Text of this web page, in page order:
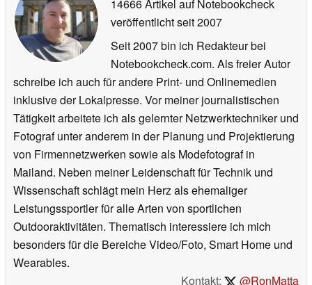
14666 Artikel auf Notebookcheck
veröffentlichtseit 2007
Seit 2007 bin ich Redakteur bei
Notebookcheck.com. Als freier Autor
schreibe ich auch für andere Print- und Onlinemedien
inklusive der Lokalpresse. Vor meiner journalistischen
Tätigkeit arbeitete ich als gelernter Netzwerktechniker und
Fotograf unter anderem in der Planung und Projektierung
von Firmennetzwerken sowie als Modefotograf in
Mailand. Neben meiner Leidenschaft für Technik und
Wissenschaft schlägt mein Herz als ehemaliger
Leistungssportler für alle Arten von sportlichen
Outdooraktivitäten. Thematisch interessiere ich mich
besonders für die Bereiche Video/Foto, Smart Home und
Wearables.
Kontakt:
@RonMatta